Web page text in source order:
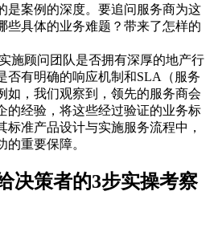
是案例的深度。要追问服务商为这
些具体的业务难题？带来了怎样的
实施顾问团队是否拥有深厚的地产行
否有明确的响应机制和SLA（服务
如，我们观察到，领先的服务商会
的经验，将这些经过验证的业务标
标准产品设计与实施服务流程中，
的重要保障。
决策者的3步实操考察